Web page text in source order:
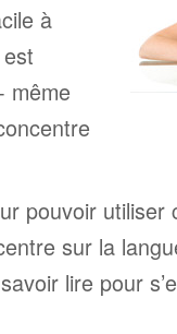
à
même
pouvoir utiliser
sur la
lire pour